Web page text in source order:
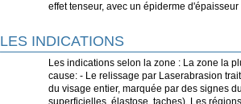
effet tenseur, avec un épiderme
LES INDICATIONS
Les indications selon la zone : La zone la
cause: - Le relissage par Laserabrasion
du visage entier, marquée par des signes
superficielles, élastose, taches). Les